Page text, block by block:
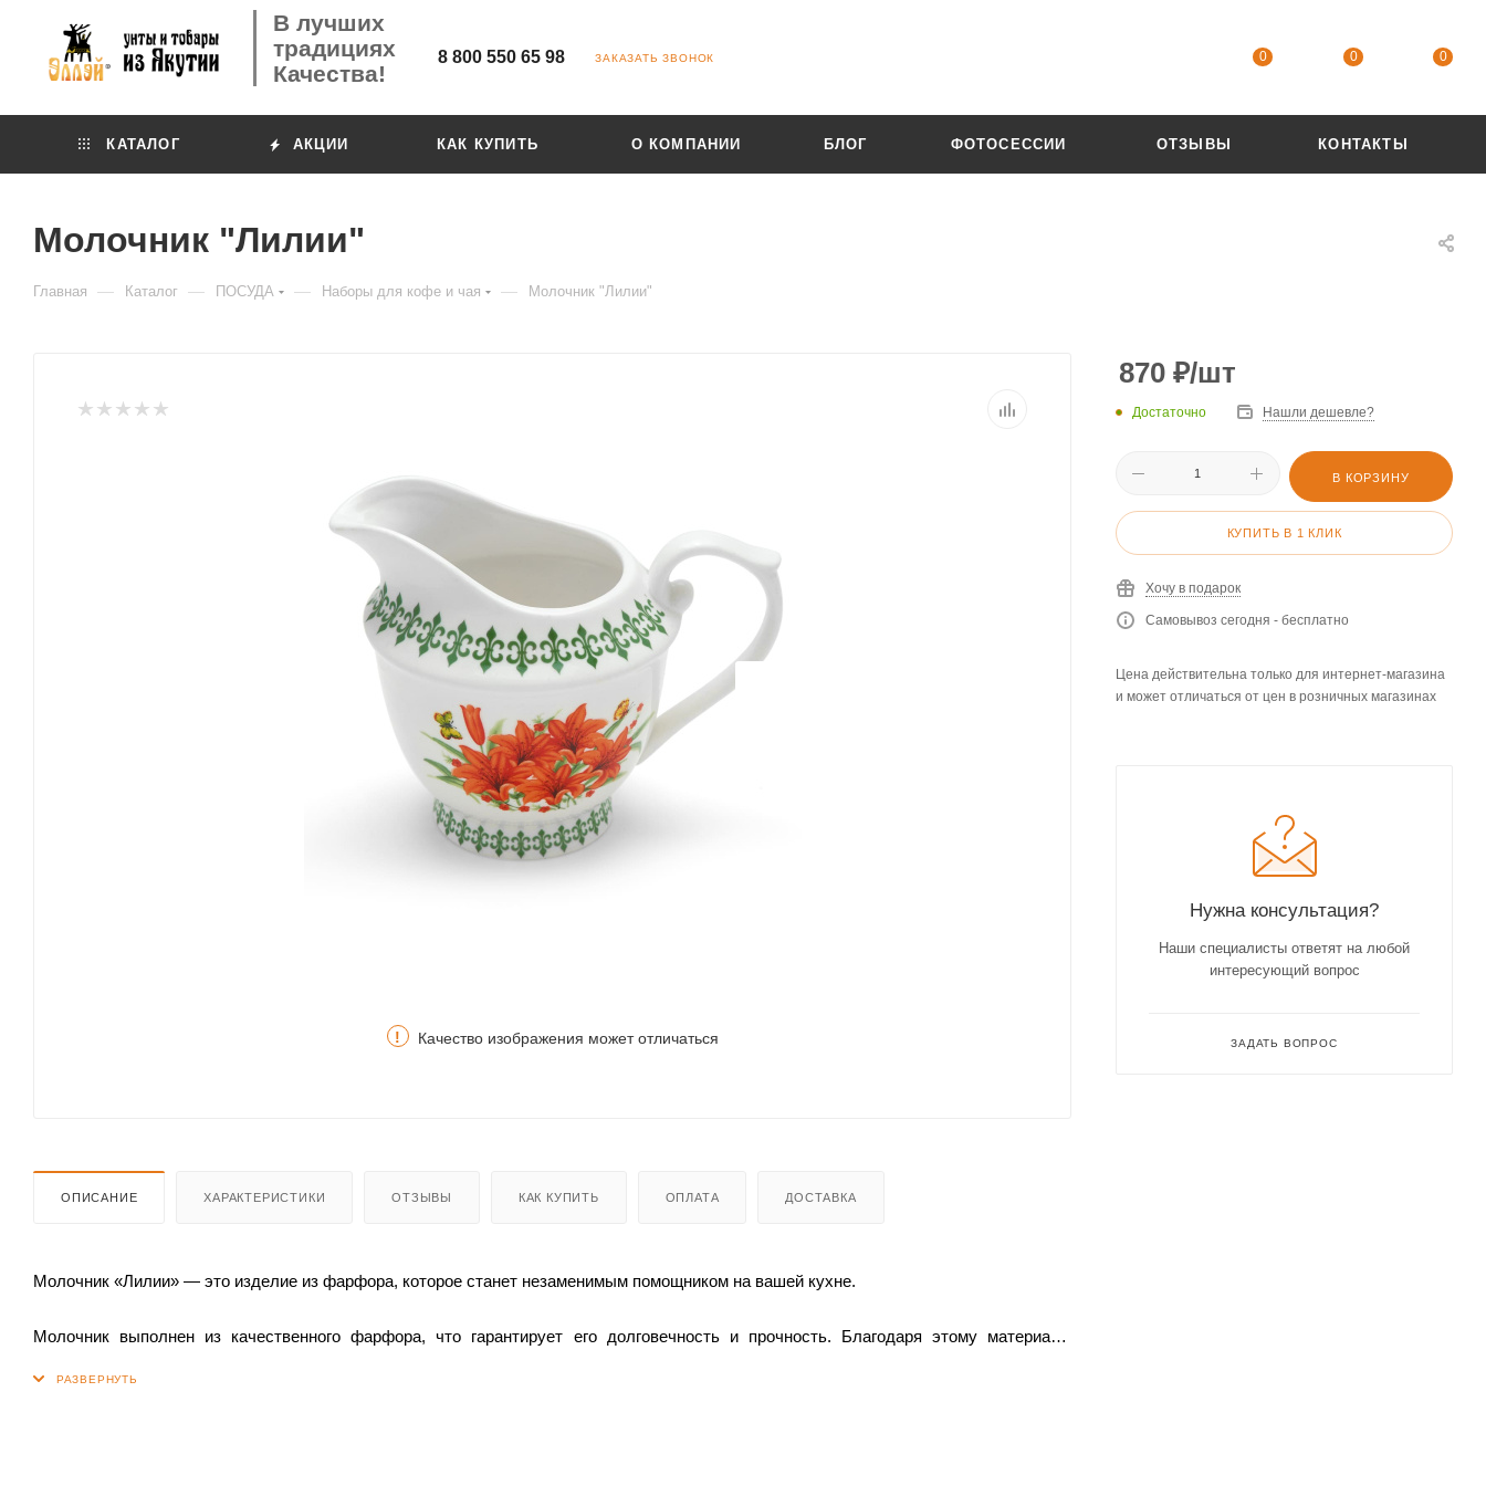
В лучших
традициях
Качества!
8 800 550 65 98 ЗАКАЗАТЬ ЗВОНОК 0 0 0
КАТАЛОГ АКЦИИ КАК КУПИТЬ О КОМПАНИИ БЛОГ ФОТОСЕССИИ ОТЗЫВЫ КОНТАКТЫ
Молочник "Лилии"
Главная — Каталог — ПОСУДА — Наборы для кофе и чая — Молочник "Лилии"
! Качество изображения может отличаться
ОПИСАНИЕ ХАРАКТЕРИСТИКИ ОТЗЫВЫ КАК КУПИТЬ ОПЛАТА ДОСТАВКА
Молочник «Лилии» — это изделие из фарфора, которое станет незаменимым помощником на вашей кухне.
Молочник выполнен из качественного фарфора, что гарантирует его долговечность и прочность. Благодаря этому материалу,
870 ₽/шт
Достаточно Нашли дешевле?
В КОРЗИНУ
КУПИТЬ В 1 КЛИК
Хочу в подарок
Самовывоз сегодня - бесплатно
Цена действительна только для интернет-магазина
и может отличаться от цен в розничных магазинах
Нужна консультация?
Наши специалисты ответят на любой
интересующий вопрос
ЗАДАТЬ ВОПРОС